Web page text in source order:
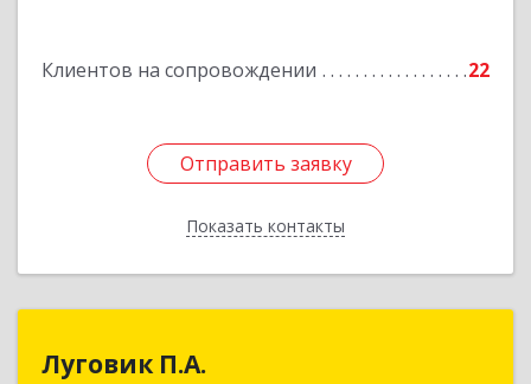
Клиентов на сопровождении 22
Отправить заявку
Показать контакты
Отправить заявку
Назад
Луговик П.А.